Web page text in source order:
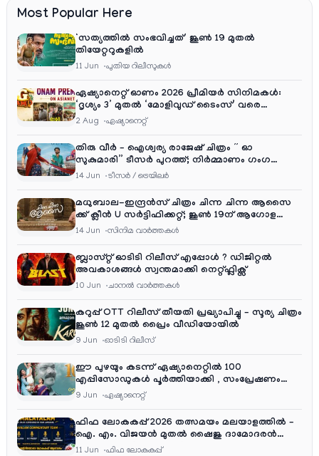
Most Popular Here
‘സത്യത്തിൽ സംഭവിച്ചത്’ ജൂൺ 19 മുതൽ
തിയേറ്ററുകളിൽ
11 Jun പുതിയ റിലീസുകള്‍
ഏഷ്യാനെറ്റ് ഓണം 2026 പ്രീമിയർ സിനിമകൾ:
‘ദൃശ്യം 3’ മുതൽ ‘മോളിവുഡ് ടൈംസ്’ വരെ
ആഘോഷ വിരുന്ന്
2 Aug ഏഷ്യാനെറ്റ്‌
തിരു വീർ – ഐശ്വര്യ രാജേഷ് ചിത്രം ” ഓ
സുകുമാരി” ടീസർ പുറത്ത്; നിർമ്മാണം ഗംഗ
എന്റർടൈൻമെന്റ്‌സ്
14 Jun ടീസര്‍ / ട്രെയിലര്‍
മധുബാല-ഇന്ദ്രൻസ് ചിത്രം ചിന്ന ചിന്ന ആസൈ
ക്ക് ക്ലീൻ U സർട്ടിഫിക്കറ്റ്; ജൂൺ 19ന് ആഗോള
റിലീസ്
14 Jun സിനിമ വാര്‍ത്തകള്‍
ബ്ലാസ്റ്റ് ഓടിടി റിലീസ് എപ്പോൾ ? ഡിജിറ്റൽ
അവകാശങ്ങൾ സ്വന്തമാക്കി നെറ്റ്ഫ്ലിക്സ്
10 Jun ചാനല്‍ വാര്‍ത്തകള്‍
കറുപ്പ് OTT റിലീസ് തീയതി പ്രഖ്യാപിച്ചു – സൂര്യ ചിത്രം
ജൂൺ 12 മുതൽ പ്രൈം വീഡിയോയിൽ
9 Jun ഓടിടി റിലീസ്
ഈ പുഴയും കടന്ന് ഏഷ്യാനെറ്റിൽ 100
എപ്പിസോഡുകൾ പൂർത്തിയാക്കി , സംപ്രേഷണം
തിങ്കൾ മുതൽ വെള്ളി വരെ രാത്രി 9:30 ന്
9 Jun ഏഷ്യാനെറ്റ്‌
ഫിഫ ലോകകപ്പ് 2026 തത്സമയം മലയാളത്തിൽ –
ഐ. എം. വിജയൻ മുതൽ ഷൈജു ദാമോദരൻ
വരെ കമന്ററി സംഘത്തിൽ
11 Jun ഫിഫ ലോകകപ്പ്